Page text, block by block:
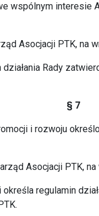
wspólnym
Asocjacji PTK, na
działania Rady
§ 7
i rozwoju
Asocjacji PTK,
regulamin